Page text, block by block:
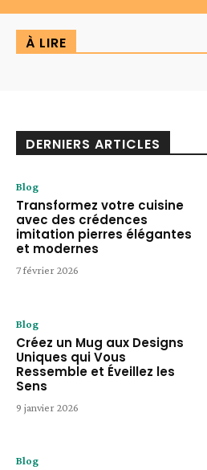
À LIRE
DERNIERS ARTICLES
Blog
Transformez votre cuisine
avec des crédences
imitation pierres élégantes
et modernes
7 février 2026
Blog
Créez un Mug aux Designs
Uniques qui Vous
Ressemble et Éveillez les
Sens
9 janvier 2026
Blog